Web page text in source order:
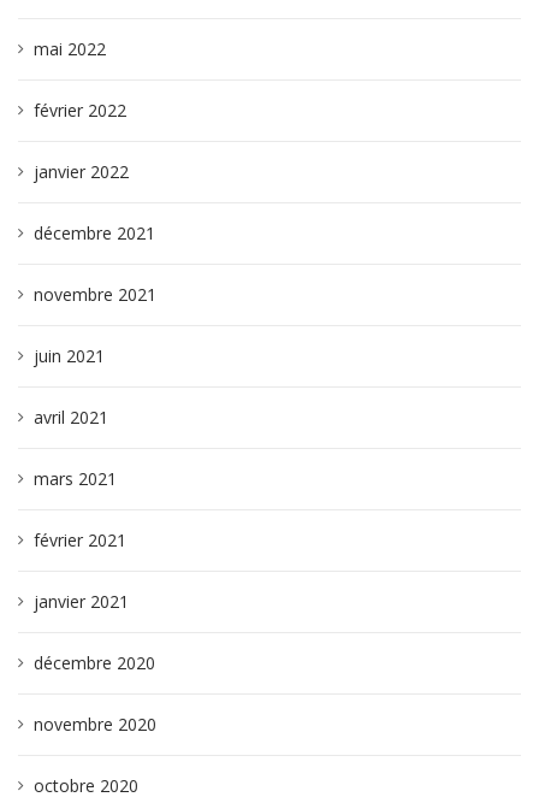
mai 2022
février 2022
janvier 2022
décembre 2021
novembre 2021
juin 2021
avril 2021
mars 2021
février 2021
janvier 2021
décembre 2020
novembre 2020
octobre 2020